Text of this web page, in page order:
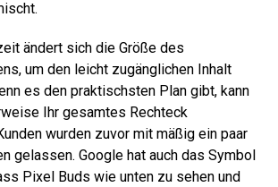
ändert sich die Größe des
um den leicht zugänglichen Inhalt
es den praktischsten Plan gibt, kann
Ihr gesamtes Rechteck
wurden zuvor mit mäßig ein paar
gelassen. Google hat auch das Symbol
Pixel Buds wie unten zu sehen und